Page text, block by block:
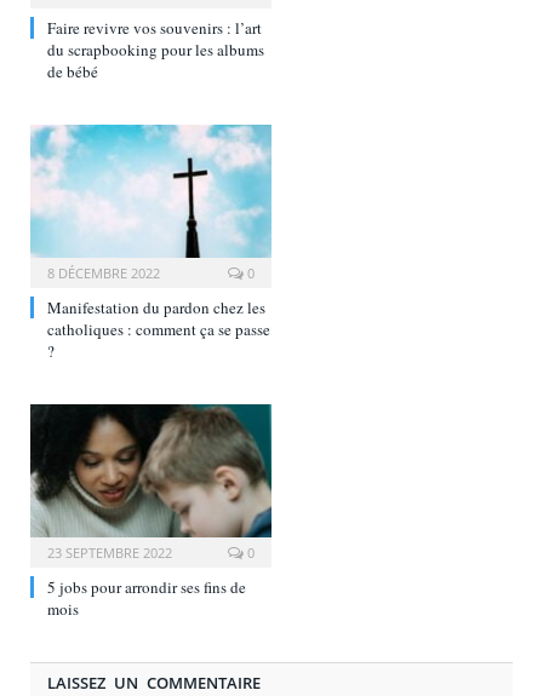
Faire revivre vos souvenirs : l’art
du scrapbooking pour les albums
de bébé
8 DÉCEMBRE 2022 0
Manifestation du pardon chez les
catholiques : comment ça se passe
?
23 SEPTEMBRE 2022 0
5 jobs pour arrondir ses fins de
mois
LAISSEZ UN COMMENTAIRE